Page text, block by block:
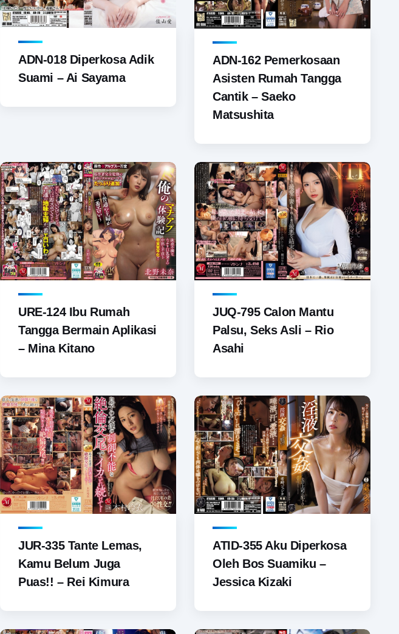
ADN-018 Diperkosa Adik
Suami – Ai Sayama
ADN-162 Pemerkosaan
Asisten Rumah Tangga
Cantik – Saeko
Matsushita
URE-124 Ibu Rumah
Tangga Bermain Aplikasi
– Mina Kitano
JUQ-795 Calon Mantu
Palsu, Seks Asli – Rio
Asahi
JUR-335 Tante Lemas,
Kamu Belum Juga
Puas!! – Rei Kimura
ATID-355 Aku Diperkosa
Oleh Bos Suamiku –
Jessica Kizaki